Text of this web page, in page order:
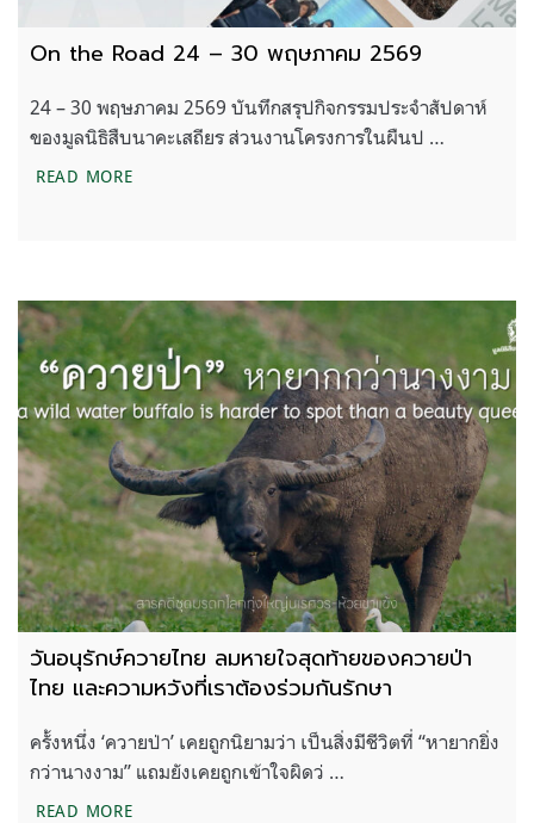
On the Road 24 – 30 พฤษภาคม 2569
24 – 30 พฤษภาคม 2569 บันทึกสรุปกิจกรรมประจำสัปดาห์
ของมูลนิธิสืบนาคะเสถียร ส่วนงานโครงการในผืนป …
READ MOREON THE ROAD 24 – 30 พฤษภาคม 2569
วันอนุรักษ์ควายไทย ลมหายใจสุดท้ายของควายป่า
ไทย และความหวังที่เราต้องร่วมกันรักษา
ครั้งหนึ่ง ‘ควายป่า’ เคยถูกนิยามว่า เป็นสิ่งมีชีวิตที่ “หายากยิ่ง
กว่านางงาม” แถมยังเคยถูกเข้าใจผิดว่ …
READ MOREวันอนุรักษ์ควายไทย ลมหายใจสุดท้ายของควายป่าไท